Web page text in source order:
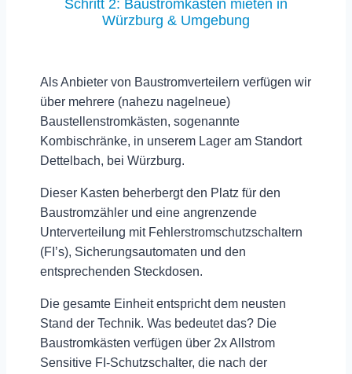
Schritt 2: Baustromkasten mieten in
Würzburg & Umgebung
Als Anbieter von Baustromverteilern verfügen wir
über mehrere (nahezu nagelneue)
Baustellenstromkästen, sogenannte
Kombischränke, in unserem Lager am Standort
Dettelbach, bei Würzburg.
Dieser Kasten beherbergt den Platz für den
Baustromzähler und eine angrenzende
Unterverteilung mit Fehlerstromschutzschaltern
(FI’s), Sicherungsautomaten und den
entsprechenden Steckdosen.
Die gesamte Einheit entspricht dem neusten
Stand der Technik. Was bedeutet das? Die
Baustromkästen verfügen über 2x Allstrom
Sensitive FI-Schutzschalter, die nach der